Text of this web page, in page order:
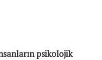
psikolojik